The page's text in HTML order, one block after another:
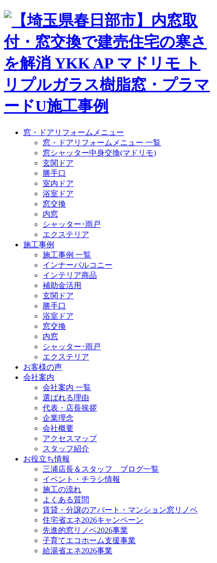
窓・ドアリフォームメニュー
窓・ドアリフォームメニュー 一覧
窓シャッター中身交換(マドリモ)
玄関ドア
勝手口
室内ドア
浴室ドア
窓交換
内窓
シャッター･雨戸
エクステリア
施工事例
施工事例 一覧
インナーバルコニー
インテリア商品
補助金活用
玄関ドア
勝手口
浴室ドア
窓交換
内窓
シャッター･雨戸
エクステリア
お客様の声
会社案内
会社案内 一覧
選ばれる理由
代表・店長挨拶
企業理念
会社概要
アクセスマップ
スタッフ紹介
お役立ち情報
三浦店長＆スタッフ ブログ一覧
イベント・チラシ情報
施工の流れ
よくある質問
賃貸・分譲のアパート・マンション窓リノベ
住宅省エネ2026キャンペーン
先進的窓リノベ2026事業
子育てエコホーム支援事業
給湯省エネ2026事業